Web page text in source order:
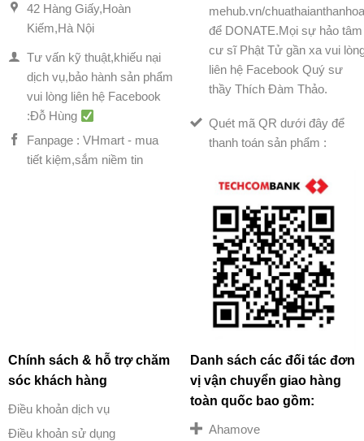
42 Hàng Giấy,Hoàn
Kiếm,Hà Nội
Tư vấn kỹ thuật,khiếu nại
dịch vụ,bảo hành sản phẩm
vui lòng liên hệ Facebook
:Đỗ Hùng
Fanpage : VHmart - mua
tiết kiệm,sắm niềm tin
mehub.vn/
để DONATE.Mọi sự hảo tâm
cư sĩ Phật Tử gần xa vui
liên hệ Facebook Quý sư
thầy Thích Đàm Thảo.
Quét mã QR dưới đây để
thanh toán sản phẩm :
Chính sách & hỗ trợ chăm
sóc khách hàng
Điều khoản dịch vụ
Điều khoản sử dụng
Danh sách các đối tác đơn
vị vận chuyển giao hàng
toàn quốc bao gồm:
Ahamove